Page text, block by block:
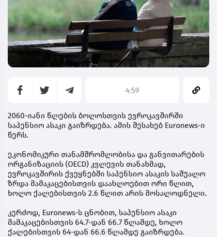
4:59
2060-იანი წლების ბოლოსთვის ევროკავშირში
საპენსიო ასაკი გაიზრდება. ამის შესახებ Euronews-ი
წერს.
ეკონომიკური თანამშრომლობისა და განვითარების
ორგანიზაციის (OECD) კვლევის თანახმად,
ევროკავშირის ქვეყნებში საპენსიო ასაკის საშუალო
ზრდა მამაკაცებისთვის დაახლოებით ორი წლით,
ხოლო ქალებისთვის 2.6 წლით არის მოსალოდნელი.
კერძოდ, Euronews-ს ცნობით, საპენსიო ასაკი
მამაკაცებისთვის 64.7-დან 66.7 წლამდე, ხოლო
ქალებისთვის 64-დან 66.6 წლამდე გაიზრდება.